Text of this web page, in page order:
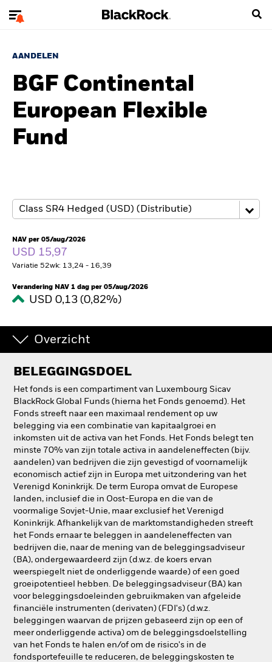
AANDELEN
BGF Continental
European Flexible
Fund
NAV per 05/aug/2026
USD 15,97
Variatie 52wk: 13,24 - 16,39
Verandering NAV 1 dag per 05/aug/2026
USD 0,13 (0,82%)
Overzicht
BELEGGINGSDOEL
Het fonds is een compartiment van Luxembourg Sicav
BlackRock Global Funds (hierna het Fonds genoemd). Het
Fonds streeft naar een maximaal rendement op uw
belegging via een combinatie van kapitaalgroei en
inkomsten uit de activa van het Fonds. Het Fonds belegt ten
minste 70% van zijn totale activa in aandeleneffecten (bijv.
aandelen) van bedrijven die zijn gevestigd of voornamelijk
economisch actief zijn in Europa met uitzondering van het
Verenigd Koninkrijk. De term Europa omvat de Europese
landen, inclusief die in Oost-Europa en die van de
voormalige Sovjet-Unie, maar exclusief het Verenigd
Koninkrijk. Afhankelijk van de marktomstandigheden streeft
het Fonds ernaar te beleggen in aandeleneffecten van
bedrijven die, naar de mening van de beleggingsadviseur
(BA), ondergewaardeerd zijn (d.w.z. de koers ervan
weerspiegelt niet de onderliggende waarde) of een goed
groeipotentieel hebben. De beleggingsadviseur (BA) kan
voor beleggingsdoeleinden gebruikmaken van afgeleide
financiële instrumenten (derivaten) (FDI's) (d.w.z.
beleggingen waarvan de prijzen gebaseerd zijn op een of
meer onderliggende activa) om de beleggingsdoelstelling
van het Fonds te halen en/of om de risico's in de
fondsportefeuille te reduceren, de beleggingskosten te